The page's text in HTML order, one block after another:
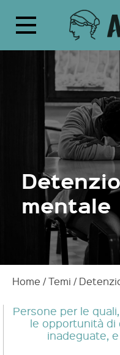
mentale
Home / Temi /
Persone per le
le opportunità
inadeguate,